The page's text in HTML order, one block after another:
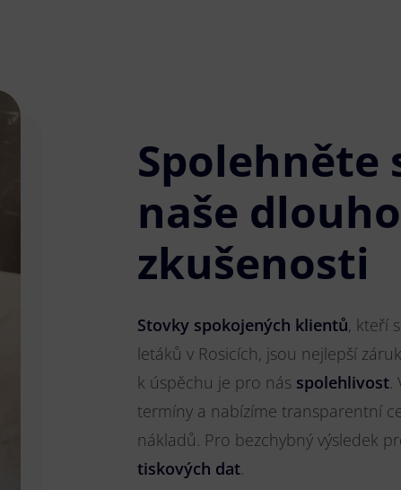
Spolehněte
naše
zkušenosti
Stovky spokojených klientů, kteří
letáků v Rosicích, jsou nejlepší
k úspěchu je pro nás spolehlivost.
termíny a nabízíme transparentní
nákladů. Pro bezchybný výsledek
tiskových dat.